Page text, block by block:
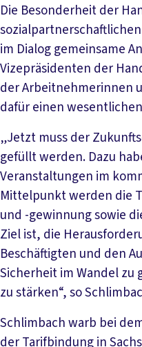
Die Besonderheit der
im Dialog gemeinsame
Vizepräsidenten der
der Arbeitnehmerinnen
dafür einen
„Jetzt muss der
gefüllt werden. Dazu
Veranstaltungen im
Mittelpunkt werden die
und -gewinnung sowie
Ziel ist, die
Beschäftigten und den
Sicherheit im Wandel
zu stärken“, so
Schlimbach warb bei
der Tarifbindung in